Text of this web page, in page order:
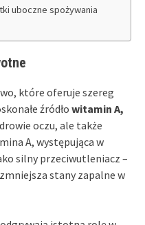
uboczne spożywania
które oferuje szereg
źródło witamin A,
oczu, ale także
A, występująca w
silny przeciwutleniacz –
stany zapalne w